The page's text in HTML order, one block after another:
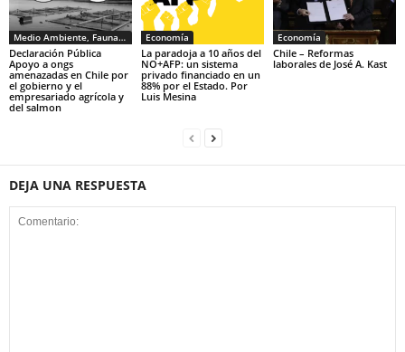
Medio Ambiente, Fauna y Sociedad
Declaración Pública
Apoyo a ongs
amenazadas en Chile por
el gobierno y el
empresariado agrícola y
del salmon
Economía
La paradoja a 10 años del
NO+AFP: un sistema
privado financiado en un
88% por el Estado. Por
Luis Mesina
Economía
Chile – Reformas
laborales de José A. Kast
DEJA UNA RESPUESTA